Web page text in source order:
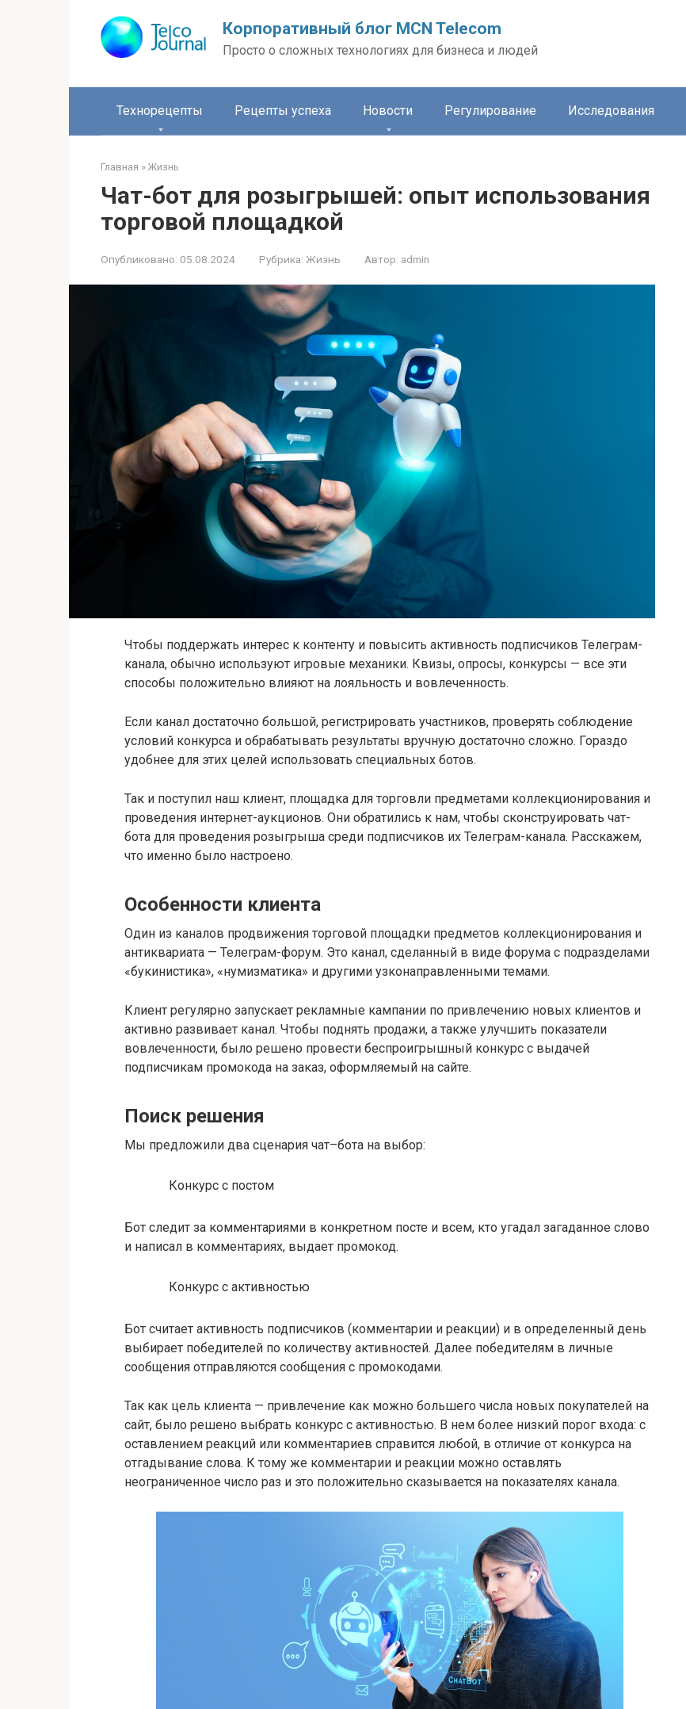
Корпоративный блог MCN Telecom
Просто о сложных технологиях для бизнеса и людей
Технорецепты Рецепты успеха Новости Регулирование Исследования
Главная » Жизнь
Чат-бот для розыгрышей: опыт использования
торговой площадкой
Опубликовано: 05.08.2024 Рубрика: Жизнь Автор: admin
Чтобы поддержать интерес к контенту и повысить активность подписчиков Телеграм-
канала, обычно используют игровые механики. Квизы, опросы, конкурсы — все эти
способы положительно влияют на лояльность и вовлеченность.
Если канал достаточно большой, регистрировать участников, проверять соблюдение
условий конкурса и обрабатывать результаты вручную достаточно сложно. Гораздо
удобнее для этих целей использовать специальных ботов.
Так и поступил наш клиент, площадка для торговли предметами коллекционирования и
проведения интернет-аукционов. Они обратились к нам, чтобы сконструировать чат-
бота для проведения розыгрыша среди подписчиков их Телеграм-канала. Расскажем,
что именно было настроено.
Особенности клиента
Один из каналов продвижения торговой площадки предметов коллекционирования и
антиквариата — Телеграм-форум. Это канал, сделанный в виде форума с подразделами
«букинистика», «нумизматика» и другими узконаправленными темами.
Клиент регулярно запускает рекламные кампании по привлечению новых клиентов и
активно развивает канал. Чтобы поднять продажи, а также улучшить показатели
вовлеченности, было решено провести беспроигрышный конкурс с выдачей
подписчикам промокода на заказ, оформляемый на сайте.
Поиск решения
Мы предложили два сценария чат–бота на выбор:
Конкурс с постом
Бот следит за комментариями в конкретном посте и всем, кто угадал загаданное слово
и написал в комментариях, выдает промокод.
Конкурс с активностью
Бот считает активность подписчиков (комментарии и реакции) и в определенный день
выбирает победителей по количеству активностей. Далее победителям в личные
сообщения отправляются сообщения с промокодами.
Так как цель клиента — привлечение как можно большего числа новых покупателей на
сайт, было решено выбрать конкурс с активностью. В нем более низкий порог входа: с
оставлением реакций или комментариев справится любой, в отличие от конкурса на
отгадывание слова. К тому же комментарии и реакции можно оставлять
неограниченное число раз и это положительно сказывается на показателях канала.